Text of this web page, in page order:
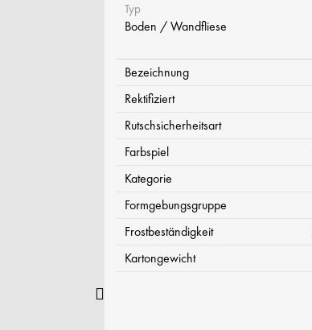
Typ
Boden / Wandfliese
Bezeichnung
Rektifiziert
Rutschsicherheitsart
Farbspiel
Kategorie
Formgebungsgruppe
Frostbeständigkeit
Kartongewicht